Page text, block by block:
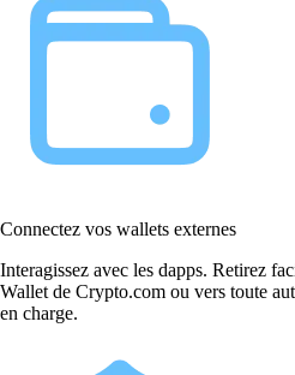
Connectez vos wallets externes
Interagissez avec les dapps. Retirez
Wallet de Crypto.com ou vers toute
en charge.